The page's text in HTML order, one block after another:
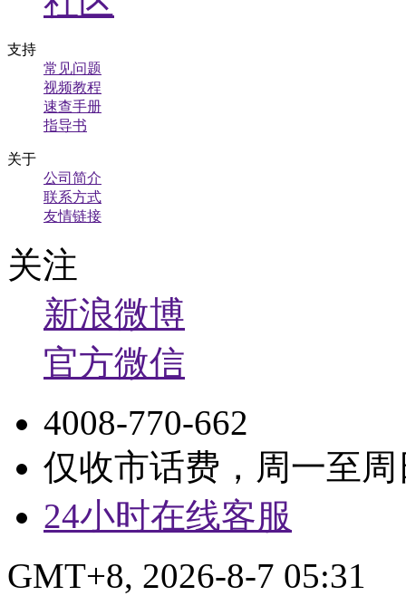
支持
常见问题
视频教程
速查手册
指导书
关于
公司简介
联系方式
友情链接
关注
新浪微博
官方微信
4008-770-662
仅收市话费，周一至周
24小时在线客服
GMT+8, 2026-8-7 05:31